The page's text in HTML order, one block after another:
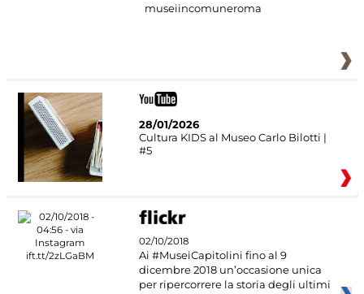
museiincomuneroma
28/01/2026
Cultura KIDS al Museo Carlo Bilotti |
#5
02/10/2018
Ai #MuseiCapitolini fino al 9
dicembre 2018 un’occasione unica
per ripercorrere la storia degli ultimi